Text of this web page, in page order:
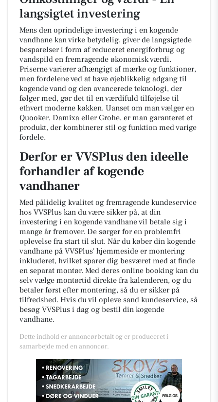
langsigtet investering
Mens den oprindelige investering i en kogende
vandhane kan virke betydelig, giver de langsigtede
besparelser i form af reduceret energiforbrug og
vandspild en fremragende økonomisk værdi.
Priserne varierer afhængigt af mærke og funktioner,
men fordelene ved at have øjeblikkelig adgang til
kogende vand og den avancerede teknologi, der
følger med, gør det til en værdifuld tilføjelse til
ethvert moderne køkken. Uanset om man vælger en
Quooker, Damixa eller Grohe, er man garanteret et
produkt, der kombinerer stil og funktion med varige
fordele.
Derfor er VVSPlus den ideelle
forhandler af kogende
vandhaner
Med pålidelig kvalitet og fremragende kundeservice
hos VVSPlus kan du være sikker på, at din
investering i en kogende vandhane vil betale sig i
mange år fremover. De sørger for en problemfri
oplevelse fra start til slut. Når du køber din kogende
vandhane på VVSPlus' hjemmeside er montering
inkluderet, hvilket sparer dig besværet med at finde
en separat montør. Med deres online booking kan du
selv vælge montørtid direkte fra kalenderen, og du
betaler først efter montering, så du er sikker på
tilfredshed. Hvis du vil opleve sand kundeservice, så
besøg VVSPlus i dag og bestil din kogende
vandhane.
Dette indhold er annoncørbetalt og er produceret i
samarbejde med en annoncør.